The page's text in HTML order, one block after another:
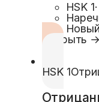
HSK 1·
Открыть →
HSK 1